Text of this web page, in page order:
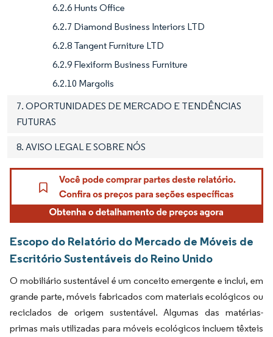
6.2.6 Hunts Office
6.2.7 Diamond Business Interiors LTD
6.2.8 Tangent Furniture LTD
6.2.9 Flexiform Business Furniture
6.2.10 Margolis
7. OPORTUNIDADES DE MERCADO E TENDÊNCIAS
FUTURAS
8. AVISO LEGAL E SOBRE NÓS
Escopo do Relatório do Mercado de Móveis de
Escritório Sustentáveis do Reino Unido
O mobiliário sustentável é um conceito emergente e inclui, em
grande parte, móveis fabricados com materiais ecológicos ou
reciclados de origem sustentável. Algumas das matérias-
primas mais utilizadas para móveis ecológicos incluem têxteis